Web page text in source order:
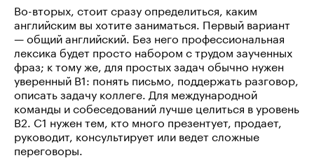
Во-вторых, стоит сразу определиться, каким
английским вы хотите заниматься. Первый вариант
— общий английский. Без него профессиональная
лексика будет просто набором с трудом заученных
фраз; к тому же, для простых задач обычно нужен
уверенный B1: понять письмо, поддержать разговор,
описать задачу коллеге. Для международной
команды и собеседований лучше целиться в уровень
B2. C1 нужен тем, кто много презентует, продает,
руководит, консультирует или ведет сложные
переговоры.